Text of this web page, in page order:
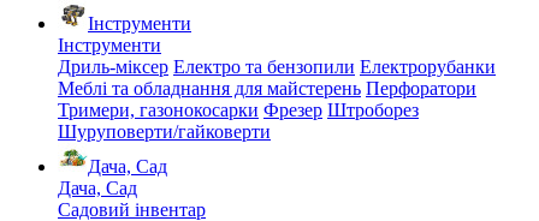
Інструменти
Інструменти
Дриль-міксер Електро та бензопили Електрорубанки
Меблі та обладнання для майстерень Перфоратори
Тримери, газонокосарки Фрезер Штроборез
Шуруповерти/гайковерти
Дача, Сад
Дача, Сад
Садовий інвентар